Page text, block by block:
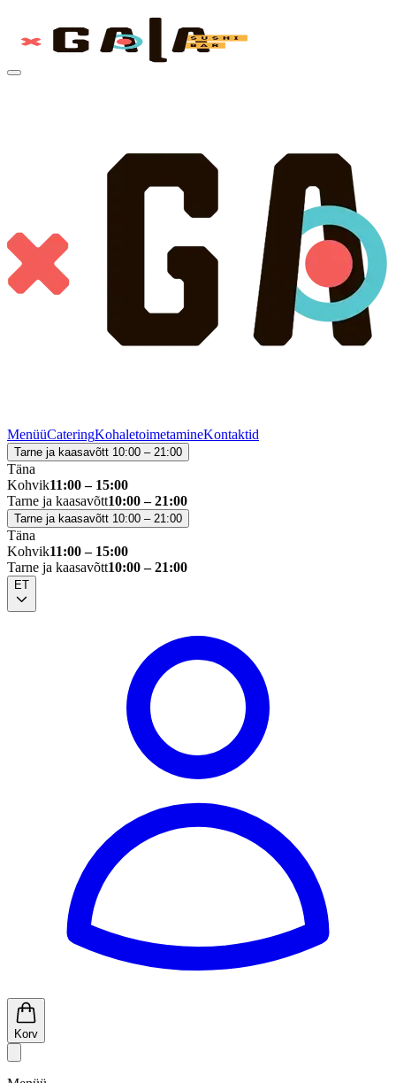
MenüüCateringKohaletoimetamineKontaktid
Tarne ja kaasavõtt 10:00 – 21:00
Täna
Kohvik11:00 – 15:00
Tarne ja kaasavõtt10:00 – 21:00
Tarne ja kaasavõtt 10:00 – 21:00
Täna
Kohvik11:00 – 15:00
Tarne ja kaasavõtt10:00 – 21:00
ET
Korv